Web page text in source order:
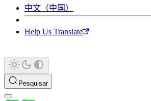
中文（中国）
Help Us Translate
Pesquisar